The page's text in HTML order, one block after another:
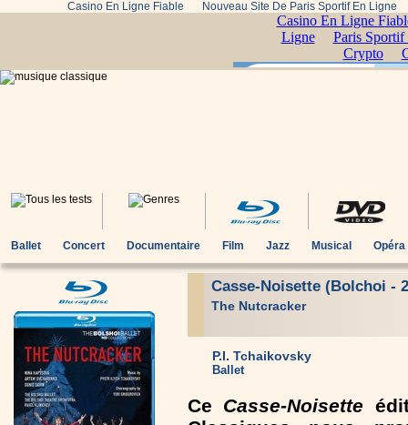
Casino En Ligne Fiable Nouveau Site De Paris Sportif En Ligne
Ballet Concert Documentaire Film Jazz Musical Opéra
Casse-Noisette (Bolchoi -
The Nutcracker
P.I. Tchaikovsky
Ballet
Ce Casse-Noisette